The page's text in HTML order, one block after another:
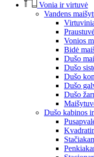
Vonia ir virtuvė
Vandens
Vonios
Bidė
Dušo
Dušo
Dušo
Dušo
Dušo
Dušo kabinos